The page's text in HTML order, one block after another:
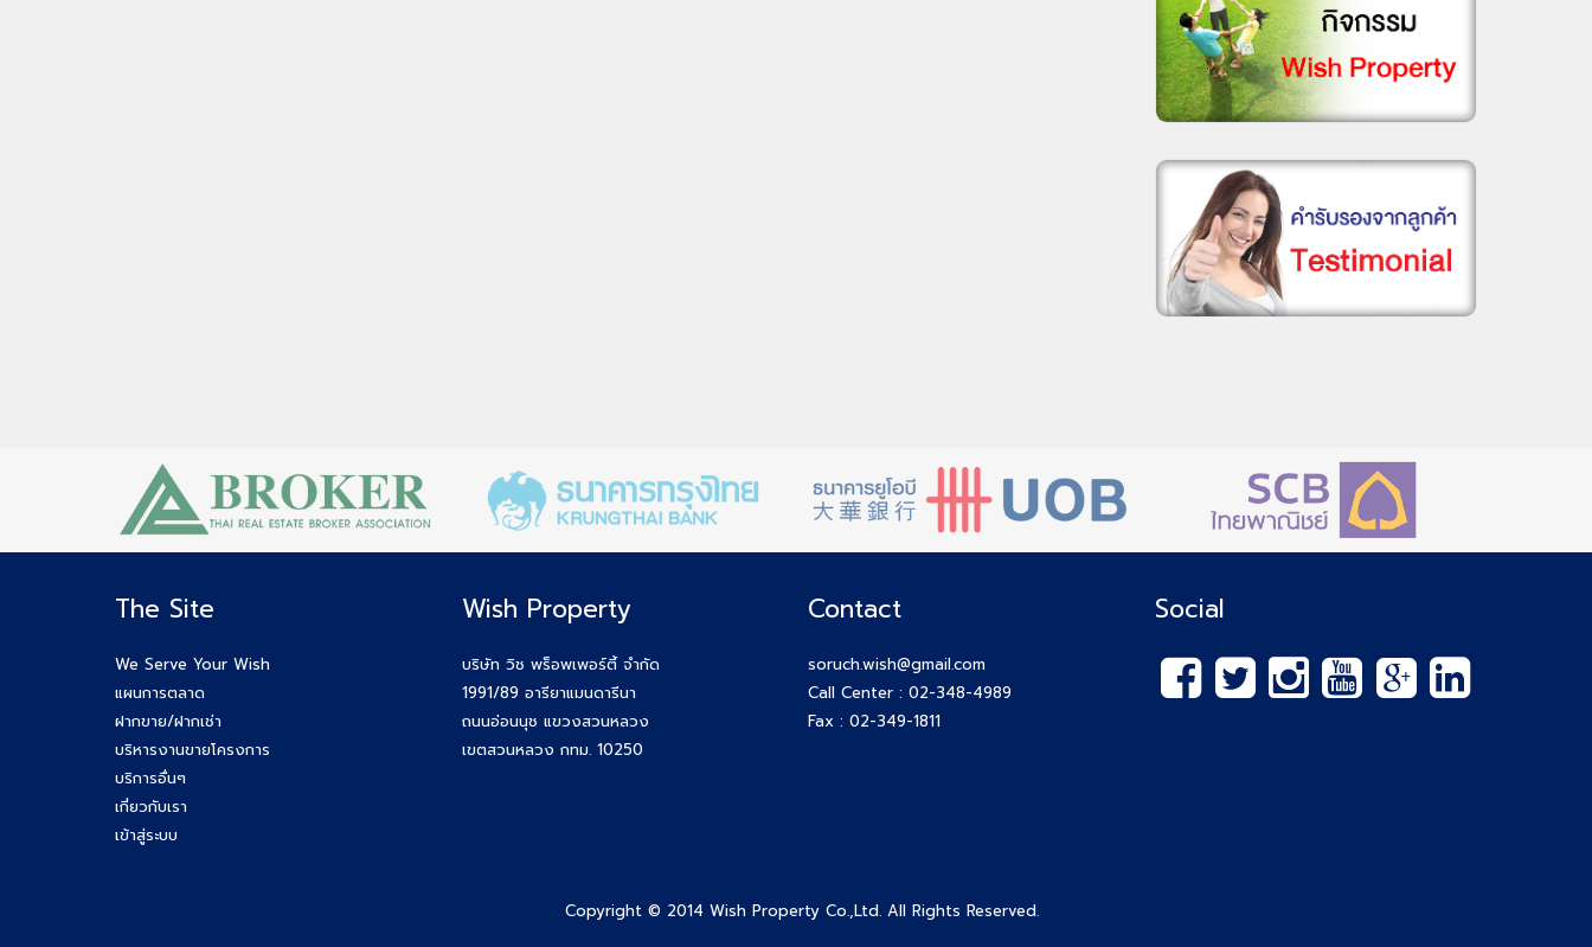
The Site
We Serve Your Wish
แผนการตลาด
ฝากขาย/ฝากเช่า
บริหารงานขายโครงการ
บริการอื่นๆ
เกี่ยวกับเรา
เข้าสู่ระบบ
Wish Property
บริษัท วิช พร็อพเพอร์ตี้ จำกัด
1991/89 อารียาแมนดารีนา
ถนนอ่อนนุช แขวงสวนหลวง
เขตสวนหลวง กทม. 10250
Contact
soruch.wish@gmail.com
Call Center : 02-348-4989
Fax : 02-349-1811
Social
Copyright © 2014 Wish Property Co.,Ltd. All Rights Reserved.